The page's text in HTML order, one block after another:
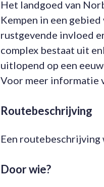
Het landgoed van
Kempen in een
rustgevende invloed
complex bestaat uit
uitlopend op een
Voor meer informatie
Routebeschrijving
Een
Door wie?